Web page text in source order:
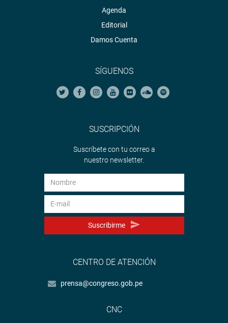
Agenda
Editorial
Damos Cuenta
SÍGUENOS
SUSCRIPCIÓN
Suscríbete con tu correo a
nuestro newsletter.
Suscribirme
CENTRO DE ATENCIÓN
prensa@congreso.gob.pe
CNC